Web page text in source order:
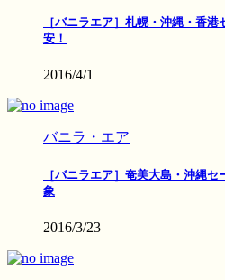
［バニラエア］札幌・沖縄・香
安！
2016/4/1
バニラ・エア
［バニラエア］奄美大島・沖縄
象
2016/3/23